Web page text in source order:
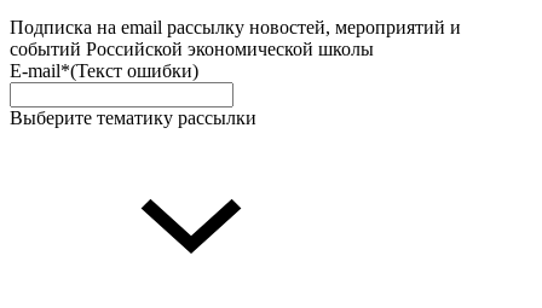
Подписка на email рассылку новостей, мероприятий и
событий Российской экономической школы
E-mail*(Текст ошибки)
Выберите тематику рассылки